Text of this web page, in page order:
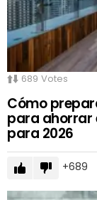
689 Votes
Cómo
para ahorrar
para 2026
689